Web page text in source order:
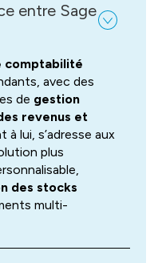
entre Sage
comptabilité
avec des
de gestion
revenus et
à lui, s’adresse aux
plus
des stocks
multi-